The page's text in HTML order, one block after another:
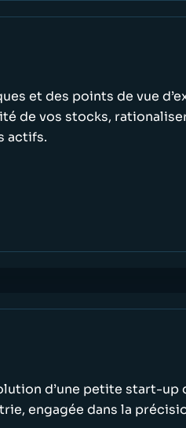
et des points de vue
de vos stocks,
actifs.
d’une petite start-up
engagée dans la